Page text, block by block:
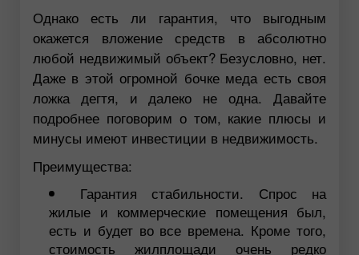
Однако есть ли гарантия, что выгодным
окажется вложение средств в абсолютно
любой недвижимый объект? Безусловно, нет.
Даже в этой огромной бочке меда есть своя
ложка дегтя, и далеко не одна. Давайте
подробнее поговорим о том, какие плюсы и
минусы имеют инвестиции в недвижимость.
Преимущества:
Гарантия стабильности. Спрос на
жилые и коммерческие помещения был,
есть и будет во все времена. Кроме того,
стоимость жилплощади очень редко